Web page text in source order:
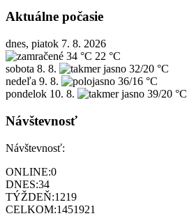
Aktuálne počasie
dnes, piatok 7. 8. 2026
34 °C 22 °C
sobota 8. 8.
32/20 °C
nedeľa 9. 8.
36/16 °C
pondelok 10. 8. 39/20 °C
Návštevnosť
Návštevnosť:
ONLINE:0
DNES:34
TÝŽDEŇ:1219
CELKOM:1451921